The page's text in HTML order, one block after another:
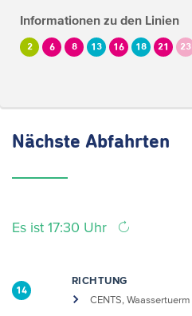
Informationen zu den Linien
2 6 8 13 16 18 21 23
Nächste Abfahrten
Es ist 17:30 Uhr
14
RICHTUNG
CENTS, Waassertuerm